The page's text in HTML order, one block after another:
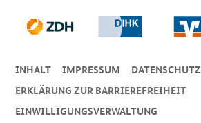
INHALT IMPRESSUM
DA­TEN­SCHUTZ
ERKLÄRUNG ZUR BARRIEREFREIHEIT
EINWILLIGUNGSVERWALTUNG